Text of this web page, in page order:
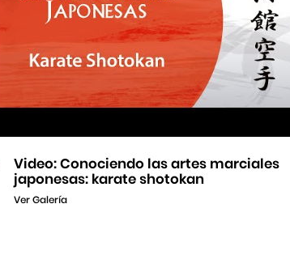
Video: Conociendo las artes marciales
japonesas: karate shotokan
Ver Galería